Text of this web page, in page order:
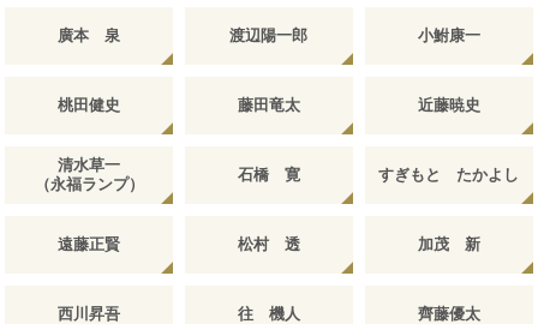
廣本 泉 渡辺陽一郎 小鮒康一
桃田健史 藤田竜太 近藤暁史
清水草一
（永福ランプ）
石橋 寛 すぎもと たかよし
遠藤正賢 松村 透 加茂 新
西川昇吾 往 機人 齊藤優太